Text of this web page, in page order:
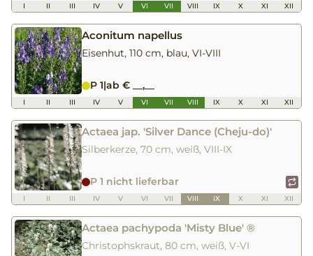
I II III IV V VI VII VIII IX X XI XII
Aconitum napellus
Eisenhut, 110 cm, blau, VI-VIII
P 1|ab € __,__
I II III IV V VI VII VIII IX X XI XII
Actaea jap. 'Silver Dance (Cheju-do)'
Silberkerze, 70 cm, weiß, VIII-IX
P 1 nicht lieferbar
I II III IV V VI VII VIII IX X XI XII
Actaea pachypoda 'Misty Blue' ®
Christophskraut, 80 cm, weiß, V-VI